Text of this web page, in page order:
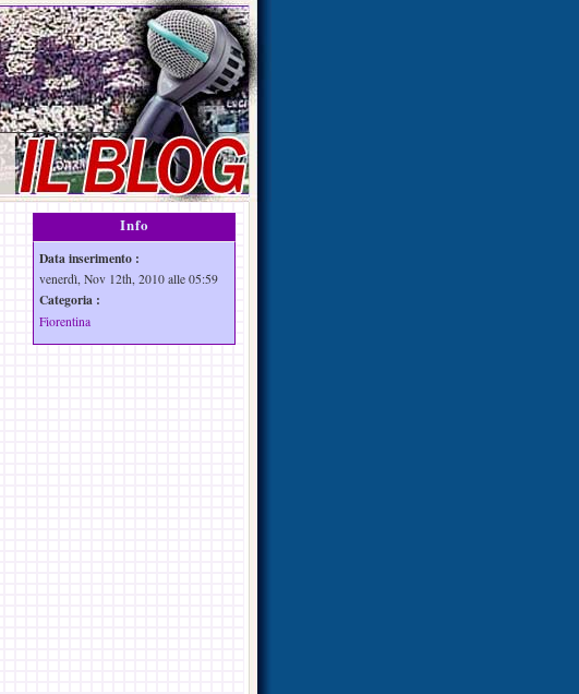
Info
Data inserimento :
venerdì, Nov 12th, 2010 alle 05:59
Categoria :
Fiorentina